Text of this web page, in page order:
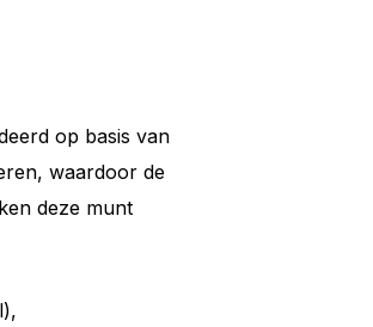
op basis van
waardoor de
deze munt